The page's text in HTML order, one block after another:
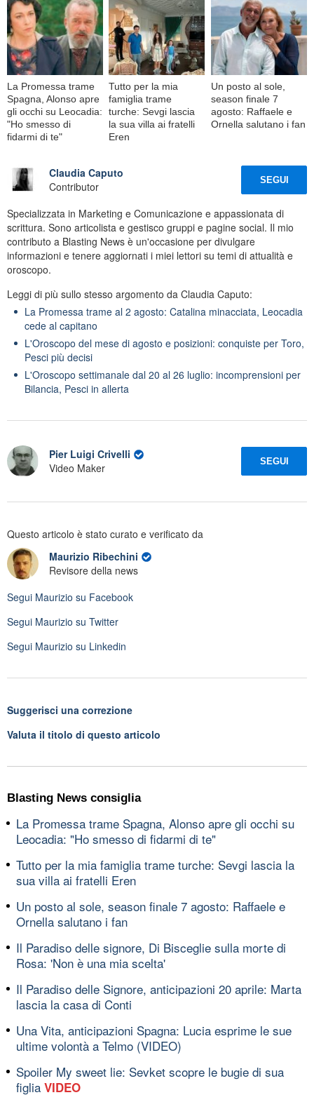
La Promessa trame
Spagna, Alonso apre
gli occhi su Leocadia:
"Ho smesso di
fidarmi di te"
Tutto per la mia
famiglia trame
turche: Sevgi lascia
la sua villa ai fratelli
Eren
Un posto al sole,
season finale 7
agosto: Raffaele e
Ornella salutano i fan
Claudia Caputo
Contributor
SEGUI
Specializzata in Marketing e Comunicazione e appassionata di
scrittura. Sono articolista e gestisco gruppi e pagine social. Il mio
contributo a Blasting News è un'occasione per divulgare
informazioni e tenere aggiornati i miei lettori su temi di attualità e
oroscopo.
Leggi di più sullo stesso argomento da Claudia Caputo:
La Promessa trame al 2 agosto: Catalina minacciata, Leocadia
cede al capitano
L'Oroscopo del mese di agosto e posizioni: conquiste per Toro,
Pesci più decisi
L'Oroscopo settimanale dal 20 al 26 luglio: incomprensioni per
Bilancia, Pesci in allerta
Pier Luigi Crivelli
Video Maker
SEGUI
Questo articolo è stato curato e verificato da
Maurizio Ribechini
Revisore della news
Segui Maurizio su Facebook
Segui Maurizio su Twitter
Segui Maurizio su Linkedin
Suggerisci una correzione
Valuta il titolo di questo articolo
Blasting News consiglia
La Promessa trame Spagna, Alonso apre gli occhi su
Leocadia: "Ho smesso di fidarmi di te"
Tutto per la mia famiglia trame turche: Sevgi lascia la
sua villa ai fratelli Eren
Un posto al sole, season finale 7 agosto: Raffaele e
Ornella salutano i fan
Il Paradiso delle signore, Di Bisceglie sulla morte di
Rosa: 'Non è una mia scelta'
Il Paradiso delle Signore, anticipazioni 20 aprile: Marta
lascia la casa di Conti
Una Vita, anticipazioni Spagna: Lucia esprime le sue
ultime volontà a Telmo (VIDEO)
Spoiler My sweet lie: Sevket scopre le bugie di sua
figlia VIDEO